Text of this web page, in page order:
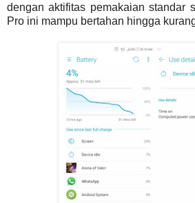
dengan aktifitas pemakaian standar
Pro ini mampu bertahan hingga